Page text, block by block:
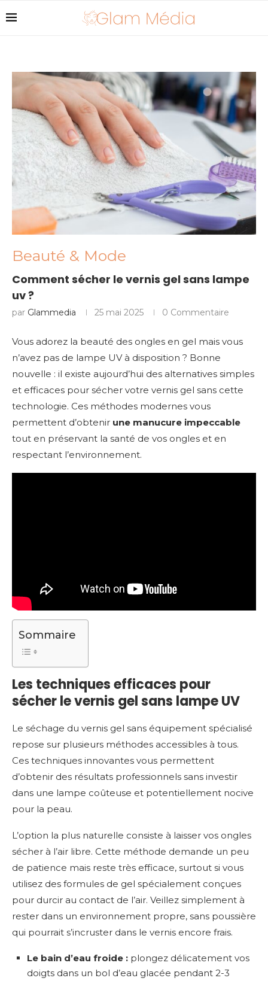
Beauté & Mode
Comment sécher le vernis gel sans lampe
uv ?
par Glammedia 25 mai 2025 0 Commentaire
Vous adorez la beauté des ongles en gel mais vous
n’avez pas de lampe UV à disposition ? Bonne
nouvelle : il existe aujourd’hui des alternatives simples
et efficaces pour sécher votre vernis gel sans cette
technologie. Ces méthodes modernes vous
permettent d’obtenir une manucure impeccable
tout en préservant la santé de vos ongles et en
respectant l’environnement.
Sommaire
Les techniques efficaces pour
sécher le vernis gel sans lampe UV
Le séchage du vernis gel sans équipement spécialisé
repose sur plusieurs méthodes accessibles à tous.
Ces techniques innovantes vous permettent
d’obtenir des résultats professionnels sans investir
dans une lampe coûteuse et potentiellement nocive
pour la peau.
L’option la plus naturelle consiste à laisser vos ongles
sécher à l’air libre. Cette méthode demande un peu
de patience mais reste très efficace, surtout si vous
utilisez des formules de gel spécialement conçues
pour durcir au contact de l’air. Veillez simplement à
rester dans un environnement propre, sans poussière
qui pourrait s’incruster dans le vernis encore frais.
Le bain d’eau froide : plongez délicatement vos
doigts dans un bol d’eau glacée pendant 2-3